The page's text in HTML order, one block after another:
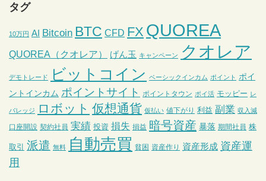
タグ
10万円 AI Bitcoin BTC CFD FX QUOREA
QUOREA（クオレア） げん玉 キャンペーン クオレア
デモトレード ビットコイン ベーシックインカム ポイント ポイ
ントインカム ポイントサイト ポイントタウン ポイ活 モッピー レ
バレッジ ロボット 仮想通貨 仮払い 値下がり 利益 副業 収入減
口座開設 契約社員 実績 投資 損失 損益 暗号資産 暴落 期間社員 株
取引 派遣 無料 自動売買 貧困 資産作り 資産形成 資産運
用